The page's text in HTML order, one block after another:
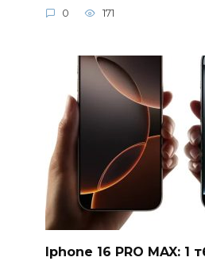
0 171
Iphone 16 PRO MAX: 1